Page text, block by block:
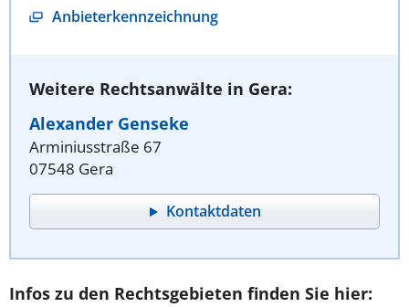
Anbieterkennzeichnung
Weitere Rechtsanwälte in Gera:
Alexander Genseke
Arminiusstraße 67
07548 Gera
Kontaktdaten
Infos zu den Rechtsgebieten finden Sie hier: